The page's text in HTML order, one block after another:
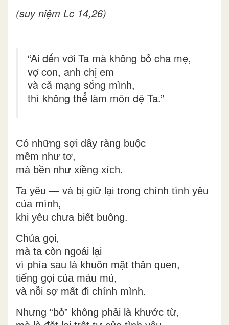
(suy niệm Lc 14,26)
“Ai đến với Ta mà không bỏ cha mẹ,
vợ con, anh chị em
và cả mạng sống mình,
thì không thể làm môn đệ Ta.”
Có những sợi dây ràng buộc
mềm như tơ,
mà bền như xiềng xích.
Ta yêu — và bị giữ lại trong chính tình yêu
của mình,
khi yêu chưa biết buông.
Chúa gọi,
mà ta còn ngoái lại
vì phía sau là khuôn mặt thân quen,
tiếng gọi của máu mủ,
và nỗi sợ mất đi chính mình.
Nhưng “bỏ” không phải là khước từ,